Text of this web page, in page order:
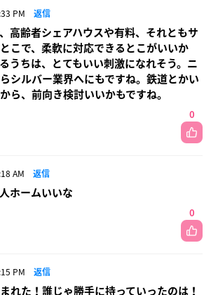
PM 返信
高齢者シェアハウスや有料、それともサ
こで、柔軟に対応できるとこがいいか
うちは、とてもいい刺激になれそう。ニ
シルバー業界へにもですね。鉄道とかい
ら、前向き検討いいかもですね。
0
AM 返信
ホームいいな
0
PM 返信
れた！誰じゃ勝手に持っていったのは！